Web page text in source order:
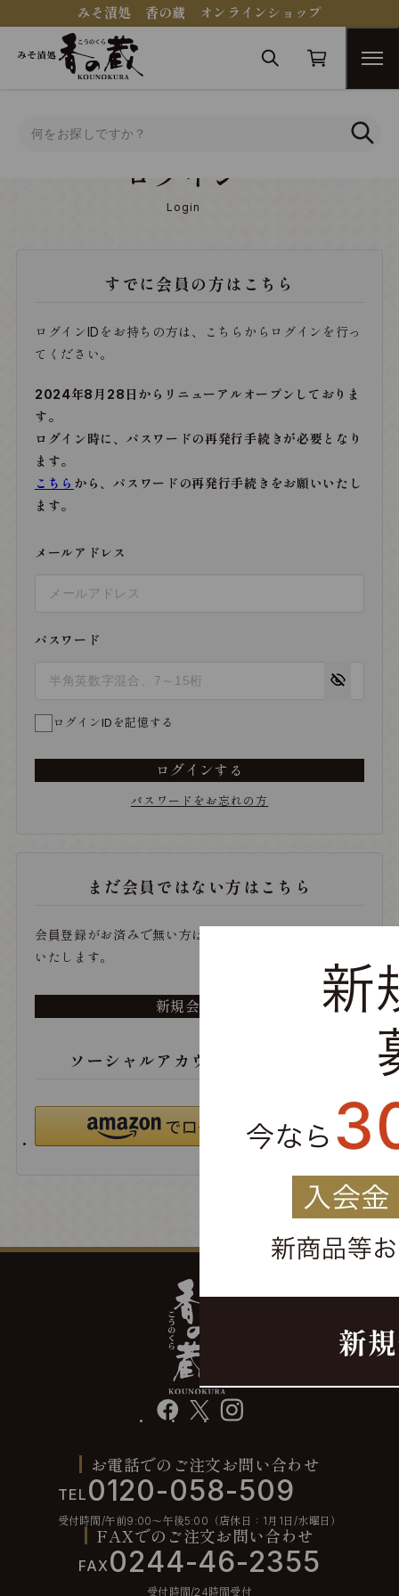
みそ漬処 香の蔵 オンラインショップ
ログイン
Login
すでに会員の方はこちら
ログインIDをお持ちの方は、こちらからログインを行っ
てください。
2024年8月28日からリニューアルオープンしておりま
す。
ログイン時に、パスワードの再発行手続きが必要となり
ます。
こちら から、パスワードの再発行手続きをお願いいたし
ます。
メールアドレス
パスワード
ログインIDを記憶する
ログインする
パスワードをお忘れの方
まだ会員ではない方はこちら
会員登録がお済みで無い方は、こちらから登録をお願い
いたします。
新規会員登録
ソーシャルアカウントでログイン
facebook instagram
お電話でのご注文お問い合わせ
TEL 0120-058-509
受付時間/午前9:00〜午後5:00（店休日：1月1日/水曜日）
FAXでのご注文お問い合わせ
FAX0244-46-2355
受付時間/24時間受付